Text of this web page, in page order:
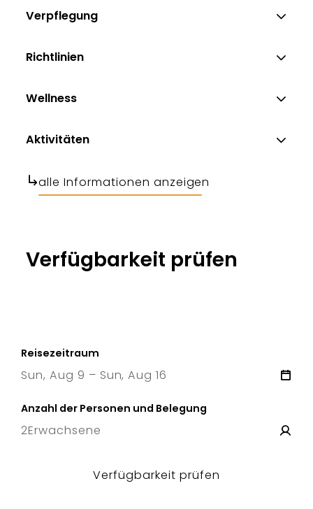
Verpflegung
Richtlinien
Wellness
Aktivitäten
alle Informationen anzeigen
Verfügbarkeit prüfen
Reisezeitraum
Sun, Aug 9 – Sun, Aug 16
Anzahl der Personen und Belegung
2Erwachsene
Verfügbarkeit prüfen